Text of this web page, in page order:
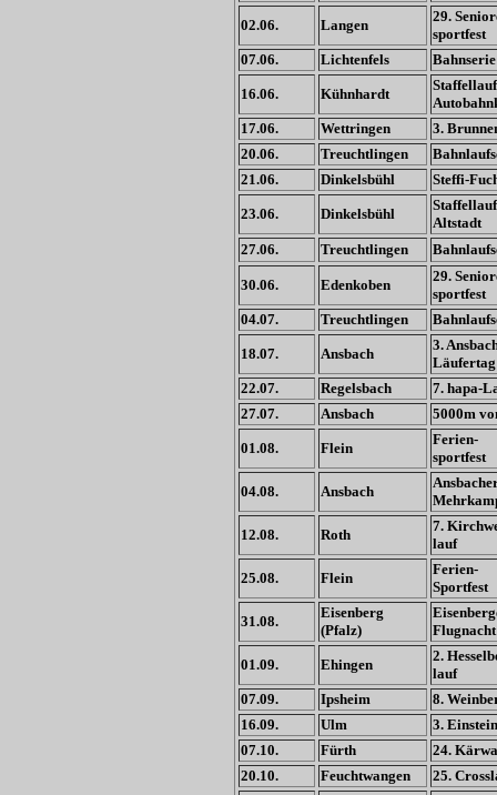
02.06. Langen
29.
sportfest
07.06.
Lichtenfels Bahnserie
16.06. Kühnhardt
17.06.
Wettringen
3.
20.06.
Treuchtlingen
21.06.
Dinkelsbühl Steffi-
23.06. Dinkelsbühl
Altstadt
27.06.
Treuchtlingen
30.06. Edenkoben
29.
sportfest
04.07.
Treuchtlingen
18.07. Ansbach
3.
Läufertag
22.07.
Regelsbach
7. hapa-
27.07.
Ansbach 5000m
01.08. Flein
Ferien-
sportfest
04.08. Ansbach
12.08. Roth
7.
lauf
25.08. Flein
Ferien-
Sportfest
31.08.
Eisenberg
(Pfalz)
Flugnacht
01.09. Ehingen
2.
lauf
07.09.
Ipsheim
8.
16.09.
Ulm
3.
07.10.
Fürth
24.
20.10.
Feuchtwangen
25.